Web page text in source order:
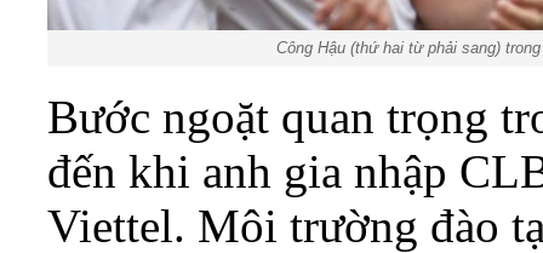
Công Hậu (thứ hai từ phải sang)
Bước ngoặt quan trọng
đến khi anh gia nhập
Viettel. Môi trường đào